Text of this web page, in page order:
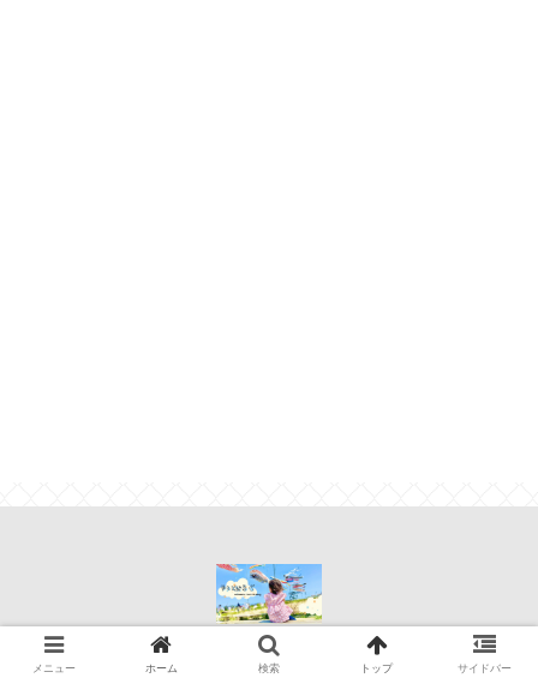
© 2021 ゆいぶろぐ.
メニュー ホーム 検索 トップ サイドバー